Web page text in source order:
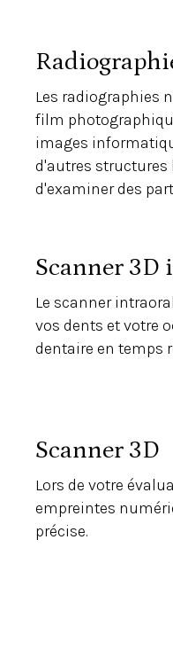
Les radiographies
film
images
d'autres structures
d'examiner des
Scanner 3D
Le scanner
vos dents et votre
dentaire en temps
Scanner 3D
Lors de votre
empreintes
précise.